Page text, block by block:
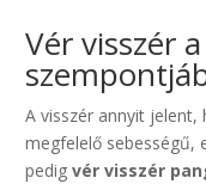
Vér visszér
A visszér annyit jelent,
megfelelő sebességű,
pedig vér visszér